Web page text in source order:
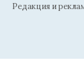
Редакция и